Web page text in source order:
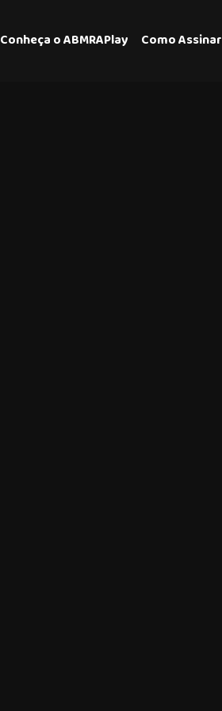
Conheça o ABMRAPlay Como Assinar